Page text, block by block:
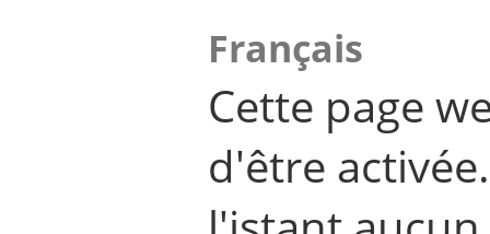
Français
Cette page
d'être